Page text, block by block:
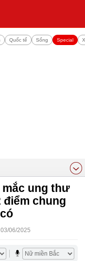
Quốc tế Sống Special
mắc ung thư
điểm chung
06/2025